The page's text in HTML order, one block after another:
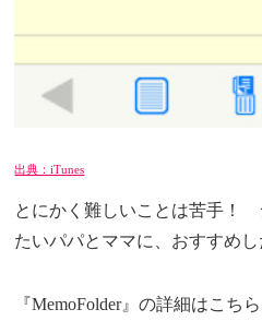
出典：iTunes
とにかく難しいことは苦手！
たいパパとママに、おすすめし
『MemoFolder』の詳細はこち